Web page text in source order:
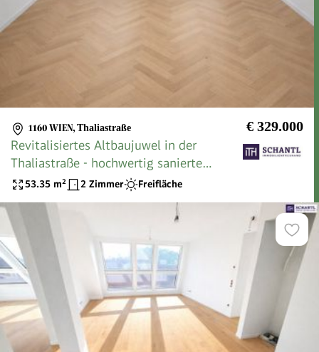
1160 WIEN, Thaliastraße € 329.000
Revitalisiertes Altbaujuwel in der
Thaliastraße - hochwertig sanierte
Wohnungen mit Terrassen und
Luftwärmepumpe und Klimaanlage
inklusive
53.35 m² 2 Zimmer Freifläche